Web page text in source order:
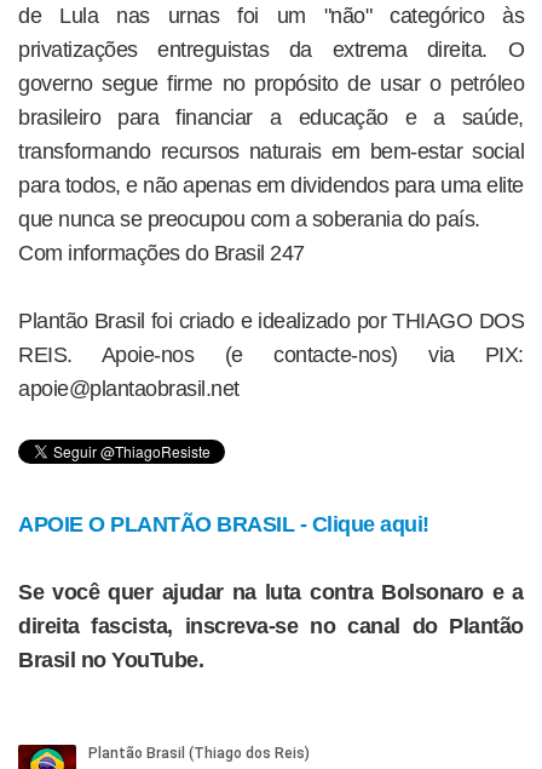
de Lula nas urnas foi um "não" categórico às
privatizações entreguistas da extrema direita. O
governo segue firme no propósito de usar o petróleo
brasileiro para financiar a educação e a saúde,
transformando recursos naturais em bem-estar social
para todos, e não apenas em dividendos para uma elite
que nunca se preocupou com a soberania do país.
Com informações do Brasil 247
Plantão Brasil foi criado e idealizado por THIAGO DOS
REIS. Apoie-nos (e contacte-nos) via PIX:
apoie@plantaobrasil.net
APOIE O PLANTÃO BRASIL - Clique aqui!
Se você quer ajudar na luta contra Bolsonaro e a
direita fascista, inscreva-se no canal do Plantão
Brasil no YouTube.